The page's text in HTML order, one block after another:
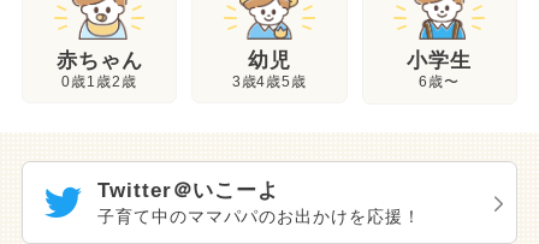
赤ちゃん
0歳1歳2歳
幼児
3歳4歳5歳
小学生
6歳〜
Twitter＠いこーよ
子育て中のママパパのお出かけを応援！